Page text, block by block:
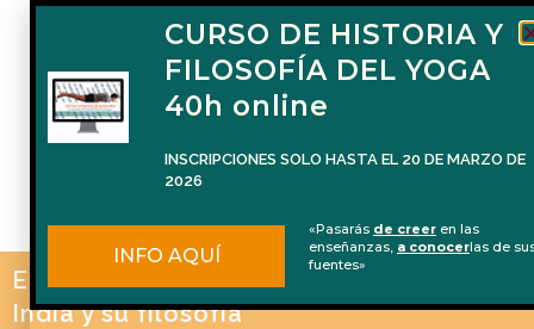
El blog de Naren Herrero sobre Yoga, la
India y su filosofía
CURSO DE HISTORIA Y
FILOSOFÍA DEL YOGA
40h online
INSCRIPCIONES SOLO HASTA EL 20 DE MARZO DE
2026
INFO AQUÍ
«Pasarás de creer en las
enseñanzas, a conocerlas de
fuentes»